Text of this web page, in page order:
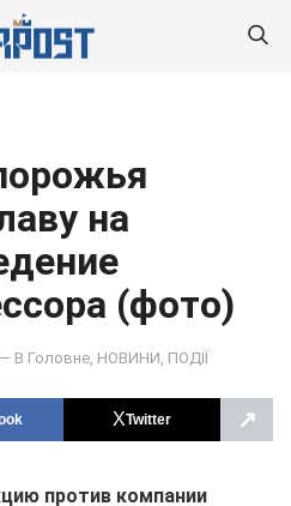
на
(фото)
В Головне НОВИНИ ПОДІЇ
Twitter ↗
против компании